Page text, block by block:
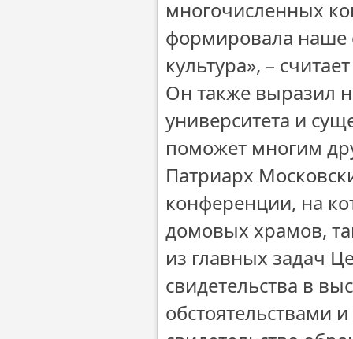
многочисленных
формировала наше
культура», –
Он также выразил
университета и
поможет многим
Патриарх
конференции, на
домовых храмов,
из главных задач
свидетельства в
обстоятельствами